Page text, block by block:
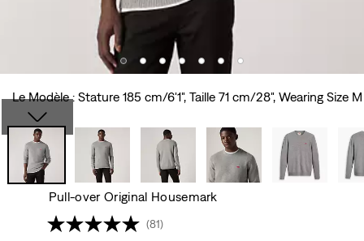
Le Modèle : Stature 185 cm/6'1", Taille 71 cm/28", Wearing Size M
Pull-over Original Housemark
(81)